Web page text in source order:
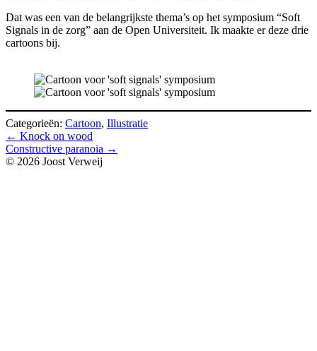
Dat was een van de belangrijkste thema’s op het symposium “Soft
Signals in de zorg” aan de Open Universiteit. Ik maakte er deze drie
cartoons bij.
Categorieën: Cartoon, Illustratie
Bericht
navigatie
← Knock on wood
Constructive paranoia →
© 2026 Joost Verweij